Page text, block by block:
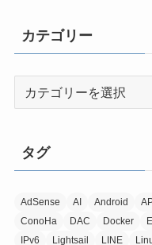
ブ
カテゴリー
ー
タグ
AdSense AI Android
ConoHa
DAC Docker
IPv6
Lightsail LINE